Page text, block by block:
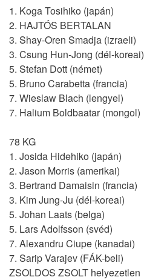
1. Koga Tosihiko (japán)
2. HAJTÓS BERTALAN
3. Shay-Oren Smadja (izraeli)
3. Csung Hun-Jong (dél-koreai)
5. Stefan Dott (német)
5. Bruno Carabetta (francia)
7. Wieslaw Blach (lengyel)
7. Halium Boldbaatar (mongol)
78 KG
1. Josida Hidehiko (japán)
2. Jason Morris (amerikai)
3. Bertrand Damaisin (francia)
3. Kim Jung-Ju (dél-koreai)
5. Johan Laats (belga)
5. Lars Adolfsson (svéd)
7. Alexandru Ciupe (kanadai)
7. Sarip Varajev (FÁK-beli)
ZSOLDOS ZSOLT helyezetlen